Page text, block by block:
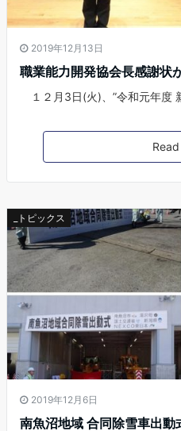
2019年12月13日
職業能力開発協会長感謝状
１２月3日(火)、”令和元年度
_トピックス
2019年12月6日
南魚沼地域 合同除雪車出動